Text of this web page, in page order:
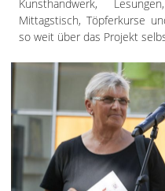
Kunsthandwerk,
Mittagstisch, Töpferkurse
so weit über das Projekt